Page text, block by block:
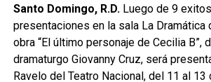
Santo Domingo, R.D. Luego de 9
presentaciones en la sala La Dramática
obra “El último personaje de Cecilia B”,
dramaturgo Giovanny Cruz, será
Ravelo del Teatro Nacional, del 11 al